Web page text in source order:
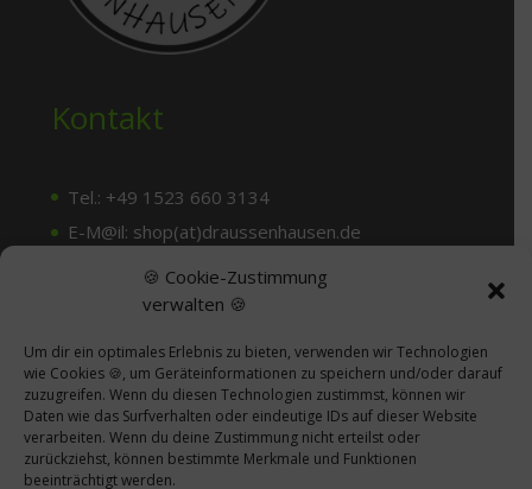
🍪 Cookie-Zustimmung
verwalten 🍪
Um dir ein optimales Erlebnis zu bieten, verwenden wir Technologien
wie Cookies 🍪, um Geräteinformationen zu speichern und/oder darauf
zuzugreifen. Wenn du diesen Technologien zustimmst, können wir
Daten wie das Surfverhalten oder eindeutige IDs auf dieser Website
verarbeiten. Wenn du deine Zustimmung nicht erteilst oder
zurückziehst, können bestimmte Merkmale und Funktionen
beeinträchtigt werden.
Kontakt
Tel.: +49 1523 660 3134
E-M@il: shop(at)draussenhausen.de
Dein Weg zu uns
Termine nach tel. Abprache
Draussenhausen
Auf dem Knuf 4